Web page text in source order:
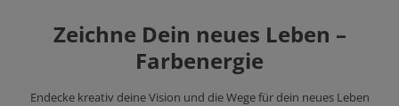
Zeichne Dein neues Leben –
Farbenergie
Endecke kreativ deine Vision und die Wege für dein neues Leben